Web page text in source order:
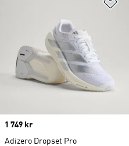
Price
1 749 kr
Adizero Dropset Pro